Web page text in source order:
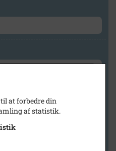
at forbedre din
af statistik.